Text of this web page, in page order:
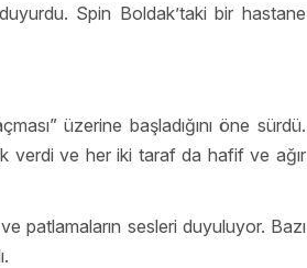
Spin Boldak’taki bir hastane
üzerine başladığını öne sürdü.
verdi ve her iki taraf da hafif ve ağır
patlamaların sesleri duyuluyor. Bazı